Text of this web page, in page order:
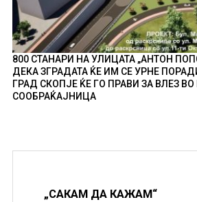
800 СТАНАРИ НА УЛИЦАТА „АНТОН
ДЕКА ЗГРАДАТА ЌЕ ИМ СЕ УРНЕ
ГРАД СКОПЈЕ ЌЕ ГО ПРАВИ ЗА ВЛЕЗ
СООБРАЌАЈНИЦА
„САКАМ ДА КАЖАМ“